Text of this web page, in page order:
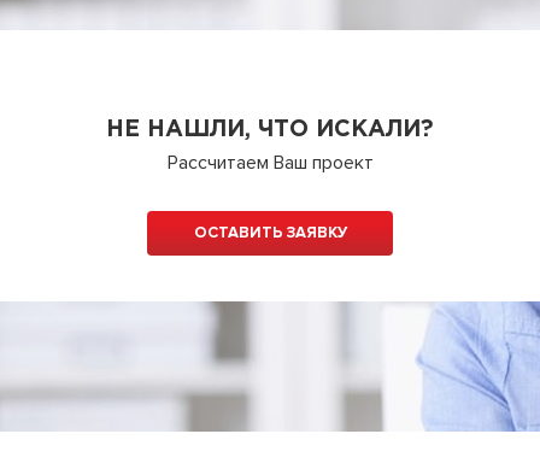
НЕ НАШЛИ, ЧТО ИСКАЛИ?
Рассчитаем Ваш проект
ОСТАВИТЬ ЗАЯВКУ